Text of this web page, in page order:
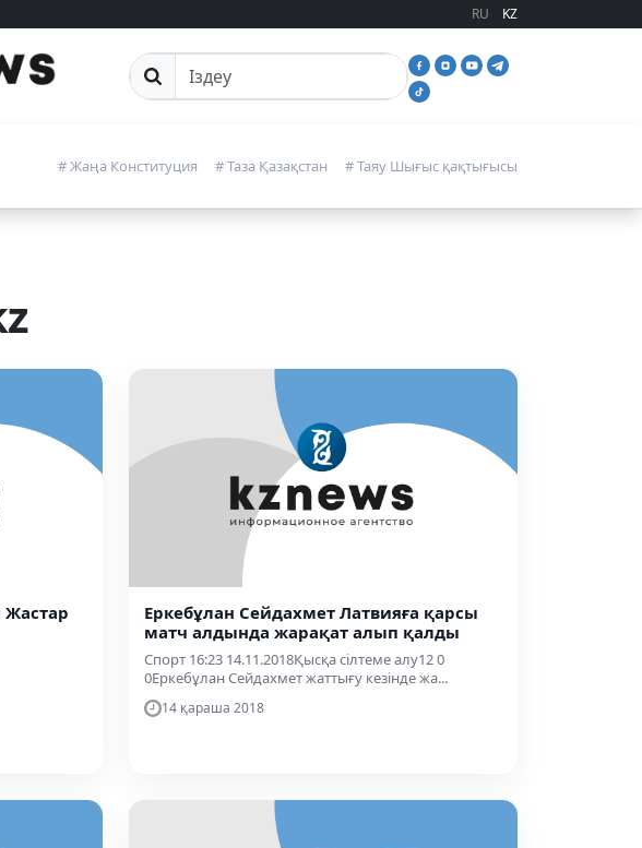
RU KZ
Сайттан іздеу
# Жаңа Конституция # Таза Қазақстан # Таяу Шығыс қақтығысы
Еркебұлан Сейдахмет Латвияға қарсы
матч алдында жарақат алып қалды
Спорт 16:23 14.11.2018Қысқа сілтеме алу12 0
0Еркебұлан Сейдахмет жаттығу кезінде жа...
14 қараша 2018